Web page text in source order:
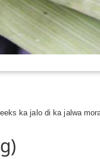
ka jalo di ka jalwa